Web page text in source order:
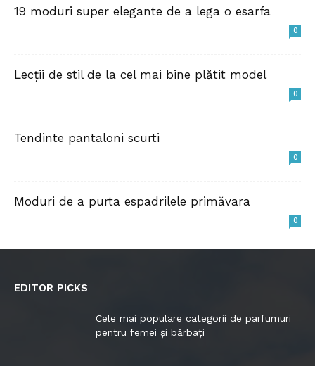
19 moduri super elegante de a lega o esarfa
0
Lecții de stil de la cel mai bine plătit model
0
Tendinte pantaloni scurti
0
Moduri de a purta espadrilele primăvara
0
EDITOR PICKS
Cele mai populare categorii de parfumuri
pentru femei și bărbați